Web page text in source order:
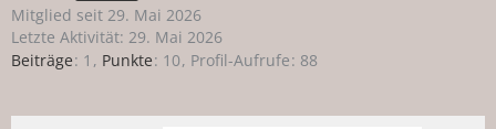
Mitglied seit 29. Mai 2026
Letzte Aktivität: 29. Mai 2026
Beiträge 1 Punkte 10 Profil-Aufrufe 88